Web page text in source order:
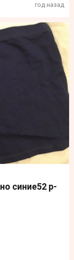
год назад
синие52 р-